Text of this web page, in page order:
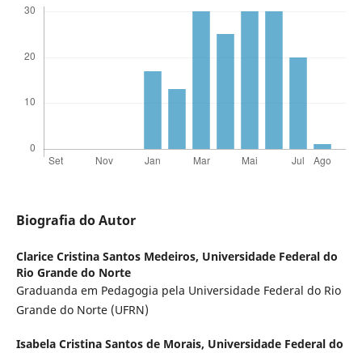
Biografia do Autor
Clarice Cristina Santos Medeiros, Universidade Federal do
Rio Grande do Norte
Graduanda em Pedagogia pela Universidade Federal do Rio
Grande do Norte (UFRN)
Isabela Cristina Santos de Morais, Universidade Federal do